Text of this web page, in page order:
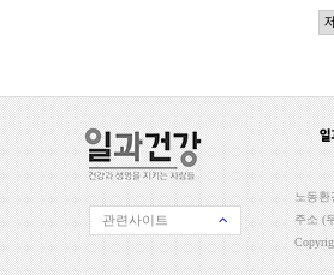
관련사이트
노동환
주소 (